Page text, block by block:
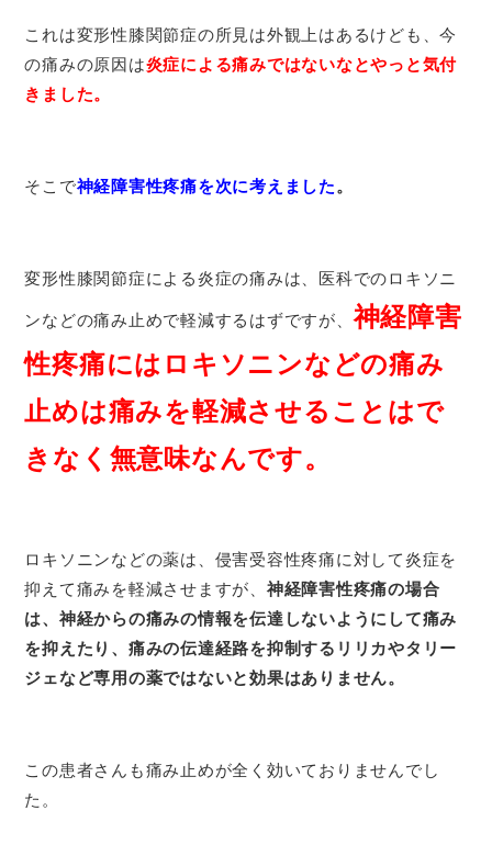
これは変形性膝関節症の所見は外観上はあるけども、今
の痛みの原因は炎症による痛みではないなとやっと気付
きました。
そこで神経障害性疼痛を次に考えました。
変形性膝関節症による炎症の痛みは、医科でのロキソニ
ンなどの痛み止めで軽減するはずですが、神経障害
性疼痛にはロキソニンなどの痛み
止めは痛みを軽減させることはで
きなく無意味なんです。
ロキソニンなどの薬は、侵害受容性疼痛に対して炎症を
抑えて痛みを軽減させますが、 神経障害性疼痛の場合
は、神経からの痛みの情報を伝達しないようにして痛み
を抑えたり、痛みの伝達経路を抑制するリリカやタリー
ジェなど専用の薬ではないと効果はありません。
この患者さんも痛み止めが全く効いておりませんでし
た。